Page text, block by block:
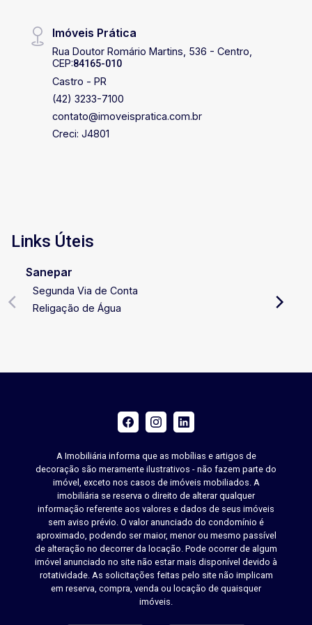
Imóveis Prática
Rua Doutor Romário Martins, 536 - Centro,
CEP:84165-010
Castro - PR
(42) 3233-7100
contato@imoveispratica.com.br
Creci: J4801
Links Úteis
Sanepar
Segunda Via de Conta
Religação de Água
A Imobiliária informa que as mobílias e artigos de
decoração são meramente ilustrativos - não fazem parte do
imóvel, exceto nos casos de imóveis mobiliados. A
imobiliária se reserva o direito de alterar qualquer
informação referente aos valores e dados de seus imóveis
sem aviso prévio. O valor anunciado do condomínio é
aproximado, podendo ser maior, menor ou mesmo passível
de alteração no decorrer da locação. Pode ocorrer de algum
imóvel anunciado no site não estar mais disponível devido à
rotatividade. As solicitações feitas pelo site não implicam
em reserva, compra, venda ou locação de quaisquer
imóveis.